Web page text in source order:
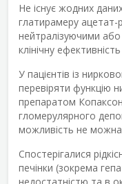
Не існує жодних
глатирамеру ацетат-
нейтралізуючими
клінічну
У пацієнтів із
перевіряти функцію
препаратом
гломерулярного
можливість не
Спостерігалися
печінки (зокрема